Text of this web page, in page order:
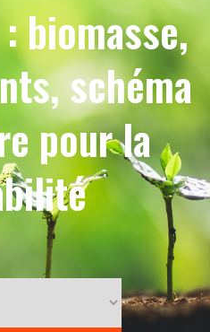
biomasse,
schéma
pour la